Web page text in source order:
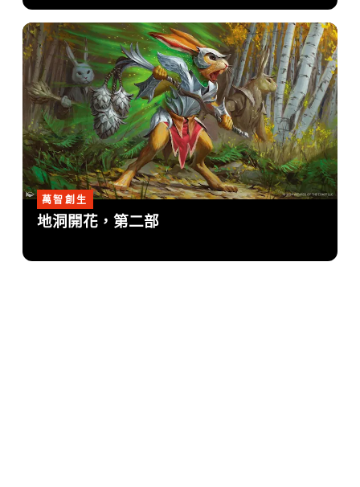
萬智創生
地洞開花，第二部